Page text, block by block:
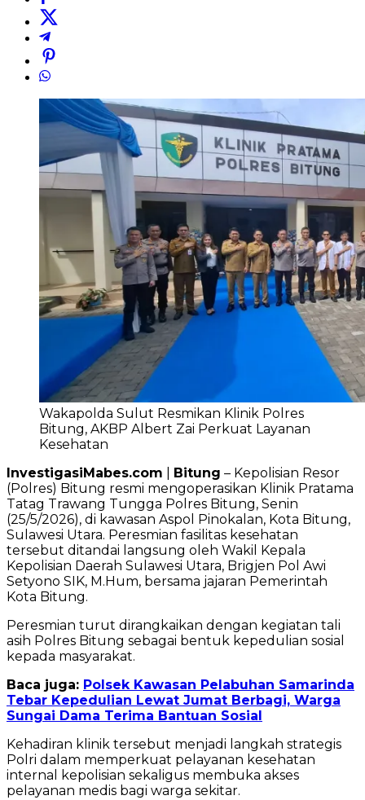
Wakapolda Sulut Resmikan Klinik Polres
Bitung, AKBP Albert Zai Perkuat Layanan
Kesehatan
InvestigasiMabes.com
Bitung – Kepolisian Resor
(Polres) Bitung resmi mengoperasikan Klinik Pratama
Tatag Trawang Tungga Polres Bitung, Senin
(25/5/2026), di kawasan Aspol Pinokalan, Kota Bitung,
Sulawesi Utara. Peresmian fasilitas kesehatan
tersebut ditandai langsung oleh Wakil Kepala
Kepolisian Daerah Sulawesi Utara, Brigjen Pol Awi
Setyono SIK, M.Hum, bersama jajaran Pemerintah
Kota Bitung.
Peresmian turut dirangkaikan dengan kegiatan tali
asih Polres Bitung sebagai bentuk kepedulian sosial
kepada masyarakat.
Baca juga: Polsek Kawasan Pelabuhan Samarinda
Tebar Kepedulian Lewat Jumat Berbagi, Warga
Sungai Dama Terima Bantuan Sosial
Kehadiran klinik tersebut menjadi langkah strategis
Polri dalam memperkuat pelayanan kesehatan
internal kepolisian sekaligus membuka akses
pelayanan medis bagi warga sekitar.